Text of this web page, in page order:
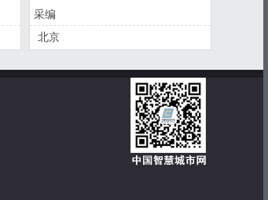
采编
北京